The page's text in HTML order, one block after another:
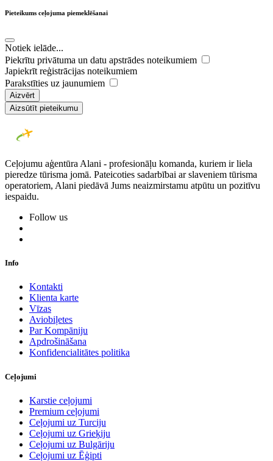
Pieteikums ceļojuma piemeklēšanai
Notiek ielāde...
Piekrītu privātuma un datu apstrādes noteikumiem
Japiekrīt reģistrācijas noteikumiem
Parakstīties uz jaunumiem
Aizvērt
Aizsūtīt pieteikumu
Ceļojumu aģentūra Alani - profesionāļu komanda, kuriem ir liela
pieredze tūrisma jomā. Pateicoties sadarbībai ar slaveniem tūrisma
operatoriem, Alani piedāvā Jums neaizmirstamu atpūtu un pozitīvu
iespaidu.
Follow us
Info
Kontakti
Klienta karte
Vīzas
Aviobiļetes
Par Kompāniju
Apdrošināšana
Konfidencialitātes politika
Ceļojumi
Karstie ceļojumi
Premium ceļojumi
Ceļojumi uz Turciju
Ceļojumi uz Grieķiju
Ceļojumi uz Bulgāriju
Ceļojumi uz Ēģipti